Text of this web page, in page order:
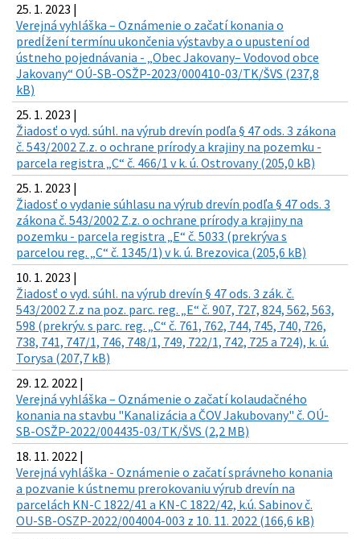
25. 1. 2023 |
Verejná vyhláška – Oznámenie o začatí konania o
predĺžení termínu ukončenia výstavby a o upustení od
ústneho pojednávania - „Obec Jakovany– Vodovod obce
Jakovany“ OÚ-SB-OSŽP-2023/000410-03/TK/ŠVS (237,8
kB)
25. 1. 2023 |
Žiadosť o vyd. súhl. na výrub drevín podľa § 47 ods. 3 zákona
č. 543/2002 Z.z. o ochrane prírody a krajiny na pozemku -
parcela registra „C“ č. 466/1 v k. ú. Ostrovany (205,0 kB)
25. 1. 2023 |
Žiadosť o vydanie súhlasu na výrub drevín podľa § 47 ods. 3
zákona č. 543/2002 Z.z. o ochrane prírody a krajiny na
pozemku - parcela registra „E“ č. 5033 (prekrýva s
parcelou reg. „C“ č. 1345/1) v k. ú. Brezovica (205,6 kB)
10. 1. 2023 |
Žiadosť o vyd. súhl. na výrub drevín § 47 ods. 3 zák. č.
543/2002 Z.z na poz. parc. reg. „E“ č. 907, 727, 824, 562, 563,
598 (prekrýv. s parc. reg. „C“ č. 761, 762, 744, 745, 740, 726,
738, 741, 747/1, 746, 748/1, 749, 722/1, 742, 725 a 724), k. ú.
Torysa (207,7 kB)
29. 12. 2022 |
Verejná vyhláška – Oznámenie o začatí kolaudačného
konania na stavbu "Kanalizácia a ČOV Jakubovany" č. OÚ-
SB-OSŽP-2022/004435-03/TK/ŠVS (2,2 MB)
18. 11. 2022 |
Verejná vyhláška - Oznámenie o začatí správneho konania
a pozvanie k ústnemu prerokovaniu výrub drevín na
parcelách KN-C 1822/41 a KN-C 1822/42, k.ú. Sabinov č.
OU-SB-OSZP-2022/004004-003 z 10. 11. 2022 (166,6 kB)